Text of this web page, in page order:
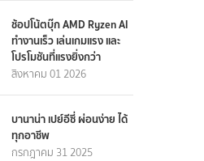
ช้อปโน้ตบุ๊ก AMD Ryzen AI
ทำงานเร็ว เล่นเกมแรง และ
โปรโมชันที่แรงยิ่งกว่า
สิงหาคม 01 2026
บานาน่า เปย์อีซี่ ผ่อนง่าย ได้
ทุกอาชีพ
กรกฎาคม 31 2025